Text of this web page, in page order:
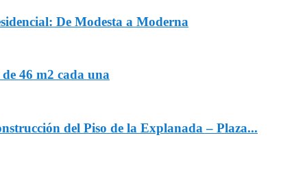
De Modesta a Moderna
46 m2 cada una
del Piso de la Explanada – Plaza...